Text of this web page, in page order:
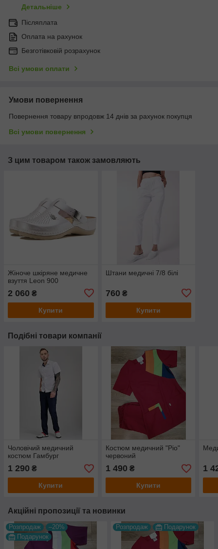
Детальніше
Післяплата
Оплата на рахунок
Безготівковій розрахунок
Всі умови оплати
Умови повернення
Повернення товару впродовж 14 днів за рахунок покупця
Всі умови повернення
З цим товаром також замовляють
Жіноче шкіряне медичне
взуття Leon 900
2 060 ₴
Купити
Штани медичні 7/8 білі
760 ₴
Купити
Подібні товари компанії
Чоловічий медичний
костюм Гамбург
1 290 ₴
Купити
Костюм медичний "Ріо"
червоний
1 490 ₴
Купити
1
Акційні пропозиції та новинки
Розпродаж
–20%
Подарунок
Розпродаж Подарунок